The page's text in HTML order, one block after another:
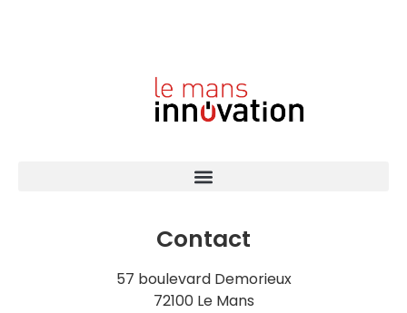
Contact
57 boulevard Demorieux
72100 Le Mans